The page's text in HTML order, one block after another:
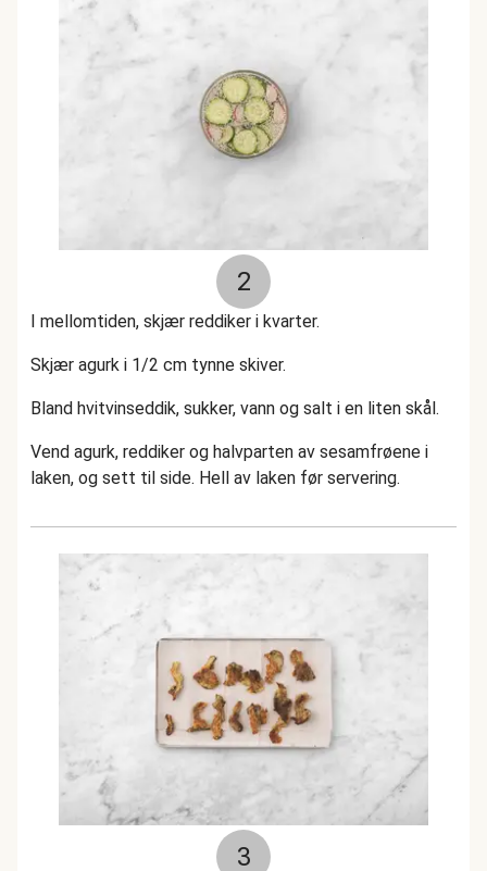
2
I mellomtiden, skjær reddiker i kvarter.
Skjær agurk i 1/2 cm tynne skiver.
Bland hvitvinseddik, sukker, vann og salt i en liten skål.
Vend agurk, reddiker og halvparten av sesamfrøene i
laken, og sett til side. Hell av laken før servering.
3